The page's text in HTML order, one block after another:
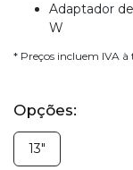
Adaptador
W
* Preços incluem IVA
Opções:
13"